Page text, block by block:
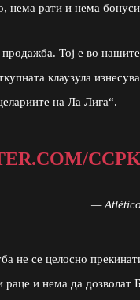
нема рати и нема
продажба. Тој е во
клаузула
на Ла Лига“.
—
не се целосно
раце и нема да